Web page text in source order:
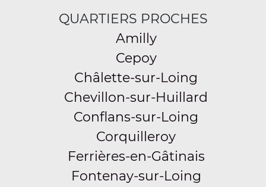
QUARTIERS PROCHES
Amilly
Cepoy
Châlette-sur-Loing
Chevillon-sur-Huillard
Conflans-sur-Loing
Corquilleroy
Ferrières-en-Gâtinais
Fontenay-sur-Loing